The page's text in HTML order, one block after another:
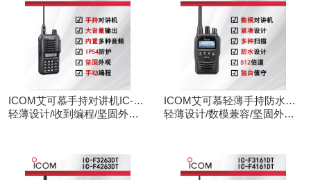
ICOM艾可慕手持对讲机IC-
V86/U86
轻薄设计/收到编程/坚固外观/
ICOM艾可慕轻薄手持防水对
讲机IC-F52D
轻薄设计/数模兼容/坚固外观/